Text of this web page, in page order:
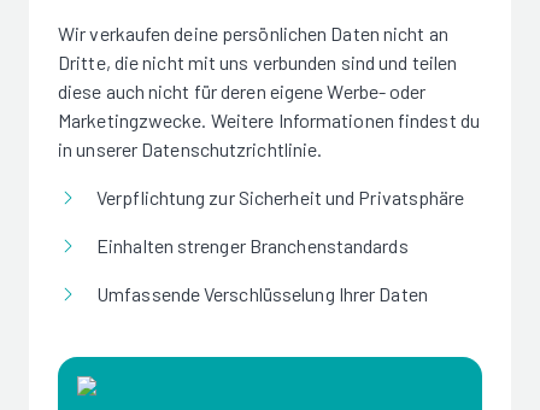
Wir verkaufen deine persönlichen Daten nicht an
Dritte, die nicht mit uns verbunden sind und teilen
diese auch nicht für deren eigene Werbe- oder
Marketingzwecke. Weitere Informationen findest du
in unserer Datenschutzrichtlinie.
Verpflichtung zur Sicherheit und Privatsphäre
Einhalten strenger Branchenstandards
Umfassende Verschlüsselung Ihrer Daten